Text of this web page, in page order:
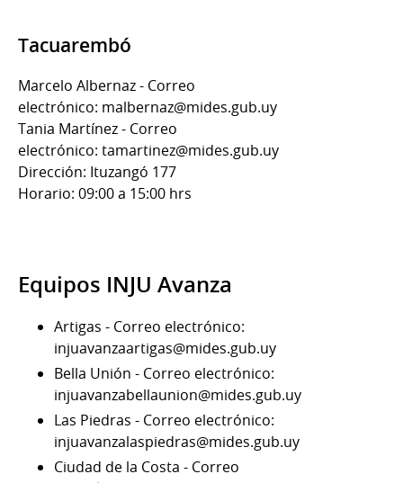
Tacuarembó
Marcelo Albernaz - Correo
electrónico: malbernaz@mides.gub.uy
Tania Martínez - Correo
electrónico: tamartinez@mides.gub.uy
Dirección: Ituzangó 177
Horario: 09:00 a 15:00 hrs
Equipos INJU Avanza
Artigas - Correo electrónico:
injuavanzaartigas@mides.gub.uy
Bella Unión - Correo electrónico:
injuavanzabellaunion@mides.gub.uy
Las Piedras - Correo electrónico:
injuavanzalaspiedras@mides.gub.uy
Ciudad de la Costa - Correo